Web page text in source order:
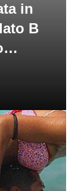
in
B